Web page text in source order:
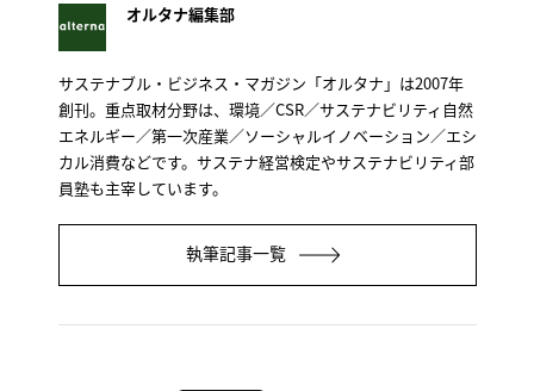
オルタナ編集部
サステナブル・ビジネス・マガジン「オルタナ」は2007年
創刊。重点取材分野は、環境／CSR／サステナビリティ自然
エネルギー／第一次産業／ソーシャルイノベーション／エシ
カル消費などです。サステナ経営検定やサステナビリティ部
員塾も主宰しています。
執筆記事一覧